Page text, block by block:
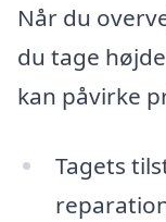
Når du
du tage
kan påvirke
Tagets